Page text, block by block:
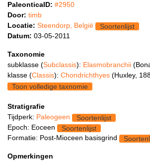
PaleonticaID: #2950
Door: timb
Locatie: Steendorp, België
Soortenlijst
Datum: 03-05-2011
Taxonomie
subklasse (Subclassis): Elasmobranchii
klasse (Classis): Chondrichthyes (Huxley,
Toon volledige taxnomie
Stratigrafie
Tijdperk: Paleogeen
Soortenlijst
Epoch: Eoceen
Soortenlijst
Formatie: Post-Mioceen basisgrind
Opmerkingen